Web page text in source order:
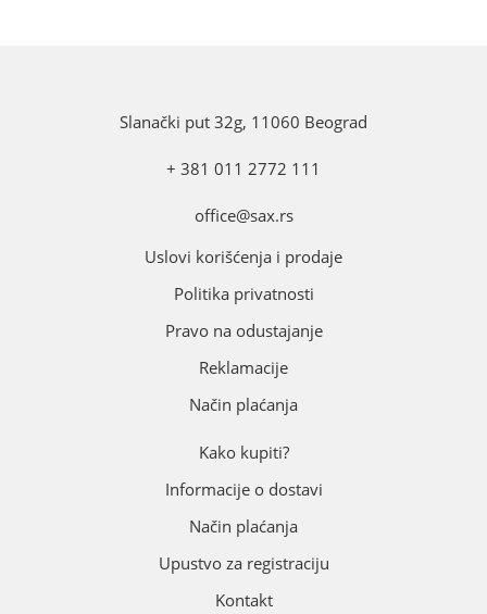
Slanački put 32g, 11060 Beograd
+ 381 011 2772 111
office@sax.rs
Uslovi korišćenja i prodaje
Politika privatnosti
Pravo na odustajanje
Reklamacije
Način plaćanja
Kako kupiti?
Informacije o dostavi
Način plaćanja
Upustvo za registraciju
Kontakt